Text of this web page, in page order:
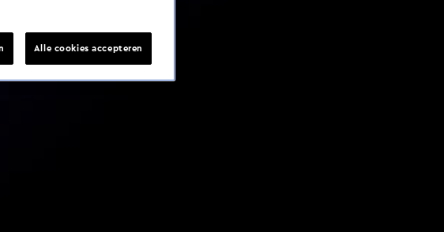
Alle cookies accepteren